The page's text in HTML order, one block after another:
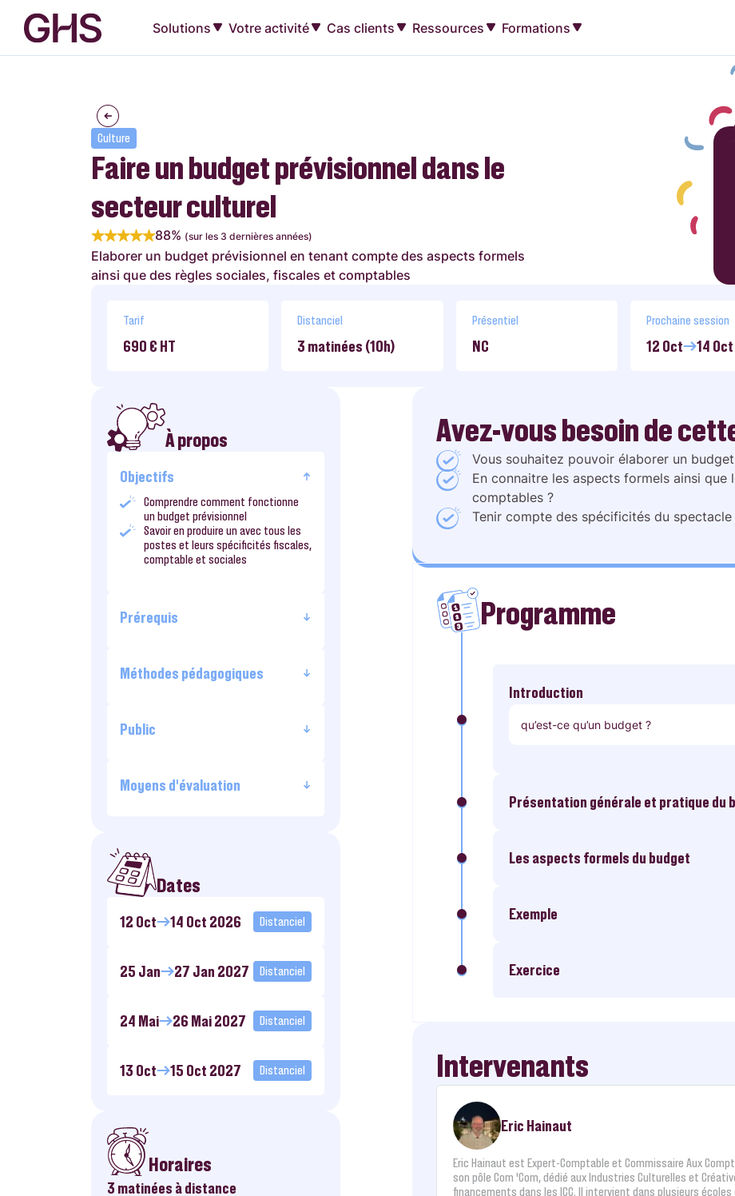
Solutions Votre activité Cas clients Ressources Formations
Culture
Faire un budget prévisionnel dans le
secteur culturel
88% (sur les 3 dernières années)
Elaborer un budget prévisionnel en tenant compte des aspects formels
ainsi que des règles sociales, fiscales et comptables
Tarif
690 € HT
Distanciel
3 matinées (10h)
Présentiel
NC
Prochaine session
12 Oct 14
À propos
Objectifs
Comprendre comment fonctionne
un budget prévisionnel
Savoir en produire un avec tous les
postes et leurs spécificités fiscales,
comptable et sociales
Prérequis
Méthodes pédagogiques
Public
Moyens d’évaluation
Dates
12 Oct 14 Oct 2026 Distanciel
25 Jan 27 Jan 2027 Distanciel
24 Mai 26 Mai 2027 Distanciel
13 Oct 15 Oct 2027 Distanciel
Horaires
3 matinées à distance
Avez-vous besoin de
Vous souhaitez pouvoir élaborer un
En connaitre les aspects formels ainsi que
comptables ?
Tenir compte des spécificités du spectacle
Programme
Introduction
qu’est-ce qu’un budget ?
Présentation générale et pratique du
Les aspects formels du budget
Exemple
Exercice
Intervenants
Eric Hainaut
Eric Hainaut est Expert-Comptable et Commissaire Aux
son pôle Com ‘Com, dédié aux Industries Culturelles et
financements dans les ICC. Il intervient dans plusieurs